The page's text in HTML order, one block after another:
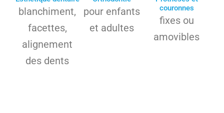
blanchiment,
facettes,
alignement
des dents
pour enfants
et adultes
couronnes
fixes ou
amovibles